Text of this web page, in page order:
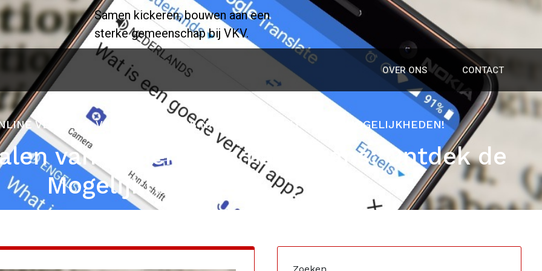
Samen kickeren, bouwen aan een
sterke gemeenschap bij VKV.
OVER ONS CONTACT
VERTALEN VAN NEDERLANDS NAAR FRANS: ONTDEK DE MOGELIJKHEDEN!
van Nederlands naar Frans: Ontdek de
Mogelijkheden!